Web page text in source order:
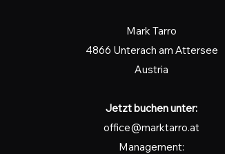
Mark Tarro
4866 Unterach am Attersee
Austria
Jetzt buchen unter:
office@marktarro.at
Management: